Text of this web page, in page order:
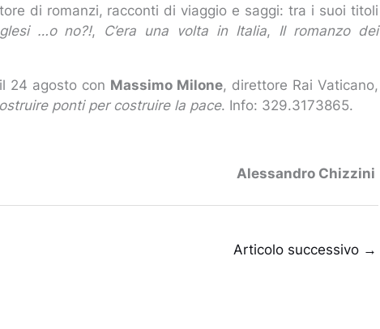
di romanzi, racconti di viaggio e saggi: tra i suoi titoli
…o no?!, C’era una volta in Italia, Il romanzo dei
24 agosto con Massimo Milone, direttore Rai Vaticano,
ponti per costruire la pace. Info: 329.3173865.
Alessandro Chizzini
Articolo successivo →